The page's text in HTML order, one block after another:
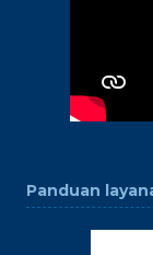
Panduan